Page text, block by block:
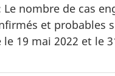
Le nombre de cas
et probables
le 19 mai 2022 et le